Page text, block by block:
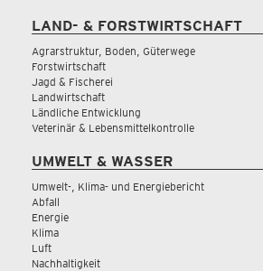
LAND- & FORSTWIRTSCHAFT
Agrarstruktur, Boden, Güterwege
Forstwirtschaft
Jagd & Fischerei
Landwirtschaft
Ländliche Entwicklung
Veterinär & Lebensmittelkontrolle
UMWELT & WASSER
Umwelt-, Klima- und Energiebericht
Abfall
Energie
Klima
Luft
Nachhaltigkeit